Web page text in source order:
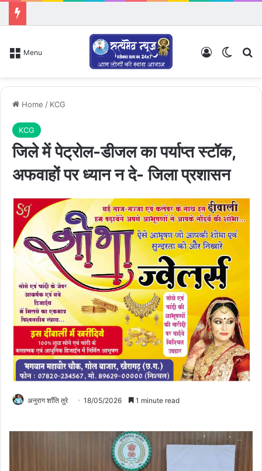
Menu Log In
Home / KCG
KCG
जिले में पेट्रोल-डीजल का पर्याप्त स्टॉक,
अफवाहों पर ध्यान न दे- जिला प्रशासन
अनुराग शाँति तुरे 18/05/2026 1 minute read